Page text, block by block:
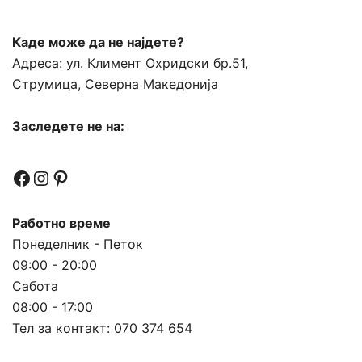
Каде може да не најдете?
Адреса: ул. Климент Охридски бр.51,
Струмица, Северна Македонија
Заследете не на:
Facebook
Instagram
Pinterest
Работно време
Понеделник - Петок
09:00 - 20:00
Сабота
08:00 - 17:00
Тел за контакт: 070 374 654